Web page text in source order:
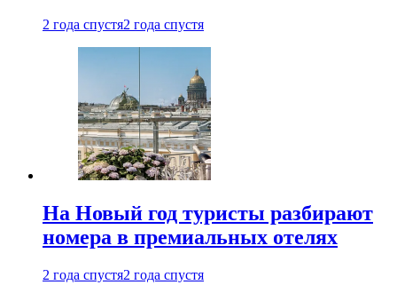
2 года спустя2 года спустя
На Новый год туристы разбирают
номера в премиальных отелях
2 года спустя2 года спустя